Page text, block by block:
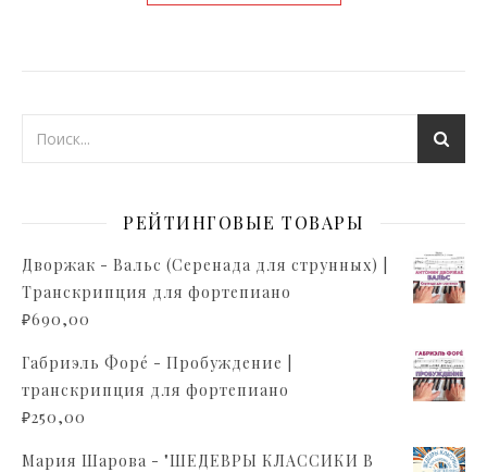
РЕЙТИНГОВЫЕ ТОВАРЫ
Дворжак - Вальс (Серенада для струнных) |
Транскрипция для фортепиано
₽690,00
Габриэль Форé - Пробуждение |
транскрипция для фортепиано
₽250,00
Мария Шарова - "ШЕДЕВРЫ КЛАССИКИ В